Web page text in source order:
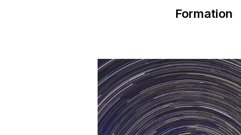
Formation